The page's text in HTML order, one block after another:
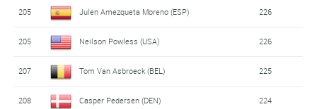
205 Julen Amezqueta Moreno (ESP) 226
205 Neilson Powless (USA) 226
207 Tom Van Asbroeck (BEL) 225
208 Casper Pedersen (DEN) 224